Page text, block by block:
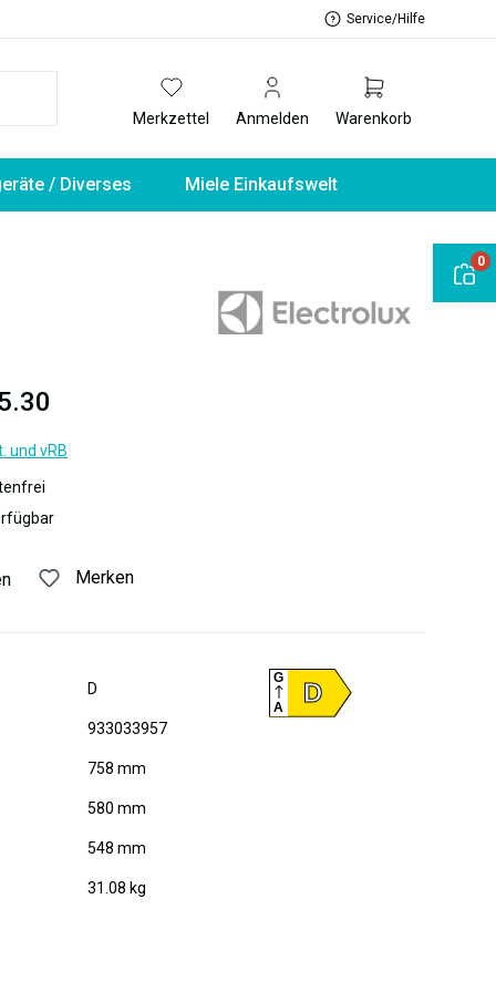
Service/Hilfe
Merkzettel Anmelden Warenkorb
/ Diverses Miele Einkaufswelt
und vRB
Merken
D
933033957
758 mm
580 mm
548 mm
31.08 kg
D
G
A
0